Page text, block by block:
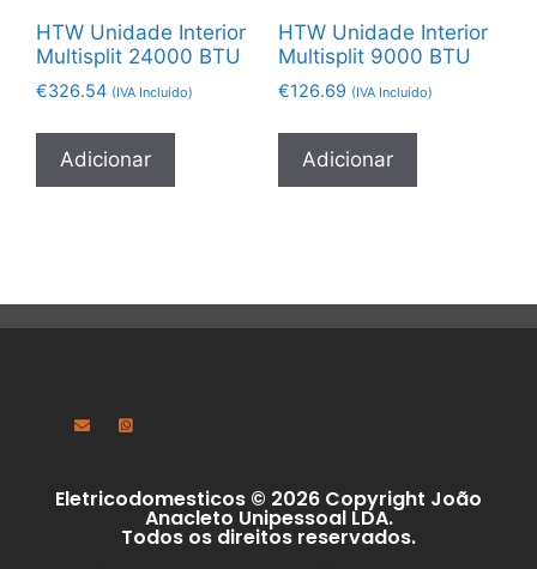
HTW Unidade Interior
Multisplit 24000 BTU
€326.54 (IVA Incluído)
Adicionar
HTW Unidade Interior
Multisplit 9000 BTU
€126.69 (IVA Incluído)
Adicionar
Eletricodomesticos © 2026 Copyright João
Anacleto Unipessoal LDA.
Todos os direitos reservados.